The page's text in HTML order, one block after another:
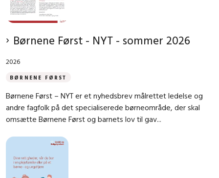
Børnene Først - NYT - sommer 2026
2026
BØRNENE FØRST
Børnene Først – NYT er et nyhedsbrev målrettet ledelse og
andre fagfolk på det specialiserede børneområde, der skal
omsætte Børnene Først og barnets lov til gav...